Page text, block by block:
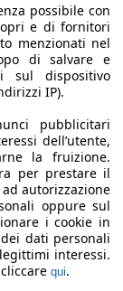
possibile con
e di fornitori
menzionati nel
di salvare e
sul dispositivo
IP).
pubblicitari
dell’utente,
la fruizione.
per prestare il
autorizzazione
oppure sul
i cookie in
dati personali
interessi.
qui.